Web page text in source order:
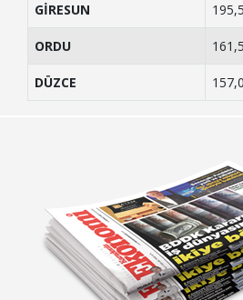
GİRESUN
ORDU
DÜZCE